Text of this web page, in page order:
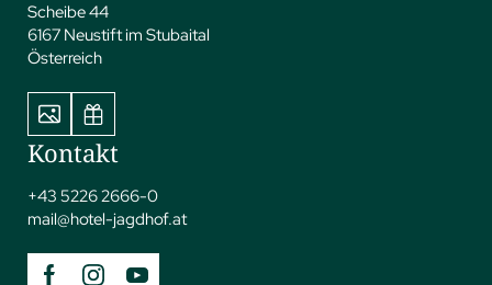
Scheibe 44
6167 Neustift im Stubaital
Österreich
Kontakt
+43 5226 2666-0
mail@hotel-jagdhof.at